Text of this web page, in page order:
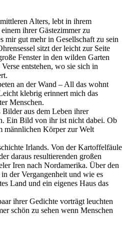
Alters, lebt in ihrem
ihrer Gästezimmer zu
mir gut mehr in Gesellschaft zu sein
sitzt der leicht zur Seite
Fenster in den wilden Garten
entstehen, wo sie sich in
an der Wand – All das wohnt
klebrig erinnert mich das
Menschen.
aus dem Leben ihrer
Ein Bild von ihr ist nicht dabei. Ob
männlichen Körper zur Welt
Irlands. Von der Kartoffelfäule
daraus resultierenden großen
Iren nach Nordamerika. Über den
der Vergangenheit und wie es
Land und ein eigenes Haus das
ihrer Gedichte vorträgt leuchten
schön zu sehen wenn Menschen